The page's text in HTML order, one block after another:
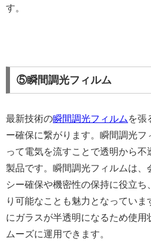
す。
⑤瞬間調光フィルム
最新技術の瞬間調光フィルム を張
ー確保に繋がります。瞬間調光
って電気を流すことで透明から不
製品です。瞬間調光フィルムは、
シー確保や機密性の保持に役立
り可能なことも魅力となってい
にガラスが半透明になるため使用
ムーズに運用できます。